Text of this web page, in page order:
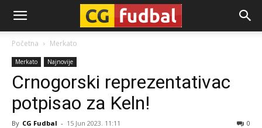
CG-
Fudbal
Početna Merkato
Merkato Najnovije
Crnogorski reprezentativac
potpisao za Keln!
By CG Fudbal - 15 Jun 2023. 11:11 0